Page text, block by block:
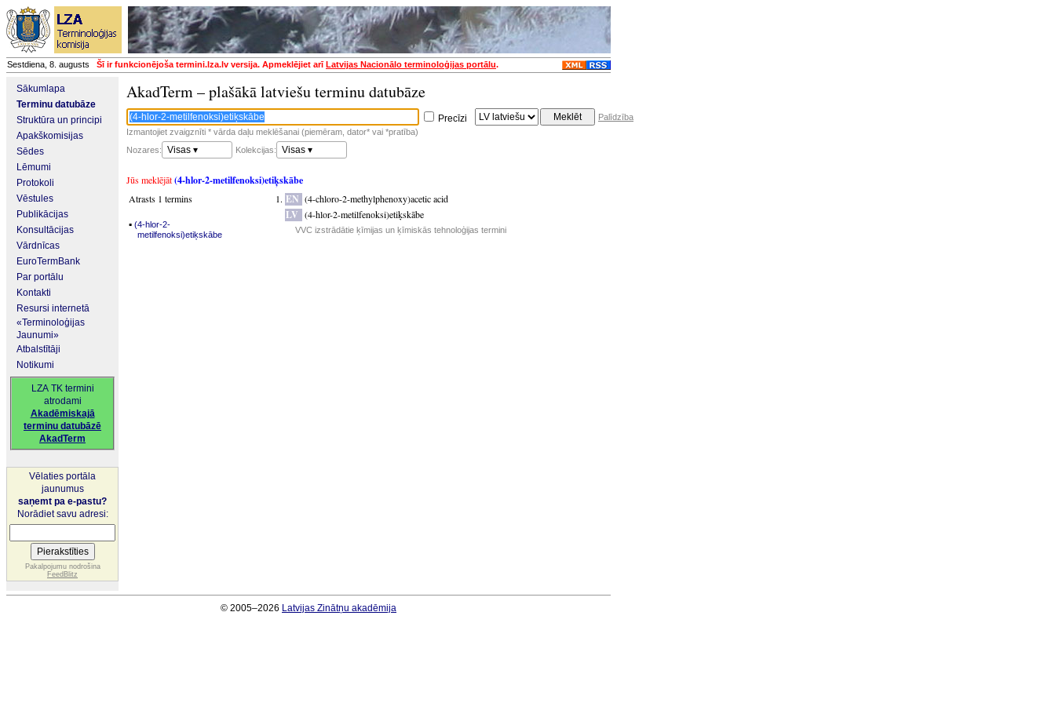
Sestdiena, 8. augusts Šī ir funkcionējoša termini.lza.lv versija. Apmeklējiet arīLatvijas Nacionālo terminoloģijas portālu.
Sākumlapa
Terminu datubāze
Struktūra un principi
Apakškomisijas
Sēdes
Lēmumi
Protokoli
Vēstules
Publikācijas
Konsultācijas
Vārdnīcas
EuroTermBank
Par portālu
Kontakti
Resursi internetā
«Terminoloģijas
Jaunumi»
Atbalstītāji
Notikumi
LZA TK termini
atrodami
Akadēmiskajā
terminu datubāzē
AkadTerm
Vēlaties portāla
jaunumus
saņemt pa e-pastu?
Norādiet savu adresi:
Pakalpojumu nodrošina
FeedBlitz
AkadTerm – plašākā latviešu terminu datubāze
Precīzi
Palīdzība
Izmantojiet zvaigznīti * vārda daļu meklēšanai (piemēram, dator* vai *pratība)
Nozares:
Visas ▾ Kolekcijas: Visas ▾
Jūs meklējāt(4-hlor-2-metilfenoksi)etiķskābe
Atrasts 1 termins
▪ (4-hlor-2-
metilfenoksi)etiķskābe
EN (4-chloro-2-methylphenoxy)acetic acid
LV (4-hlor-2-metilfenoksi)etiķskābe
VVC izstrādātie ķīmijas un ķīmiskās tehnoloģijas termini
© 2005–2026 Latvijas Zinātņu akadēmija